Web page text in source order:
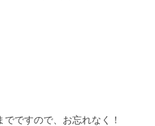
でですので、お忘れなく！